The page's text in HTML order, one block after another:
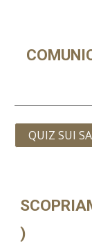
QUIZ SUI
)